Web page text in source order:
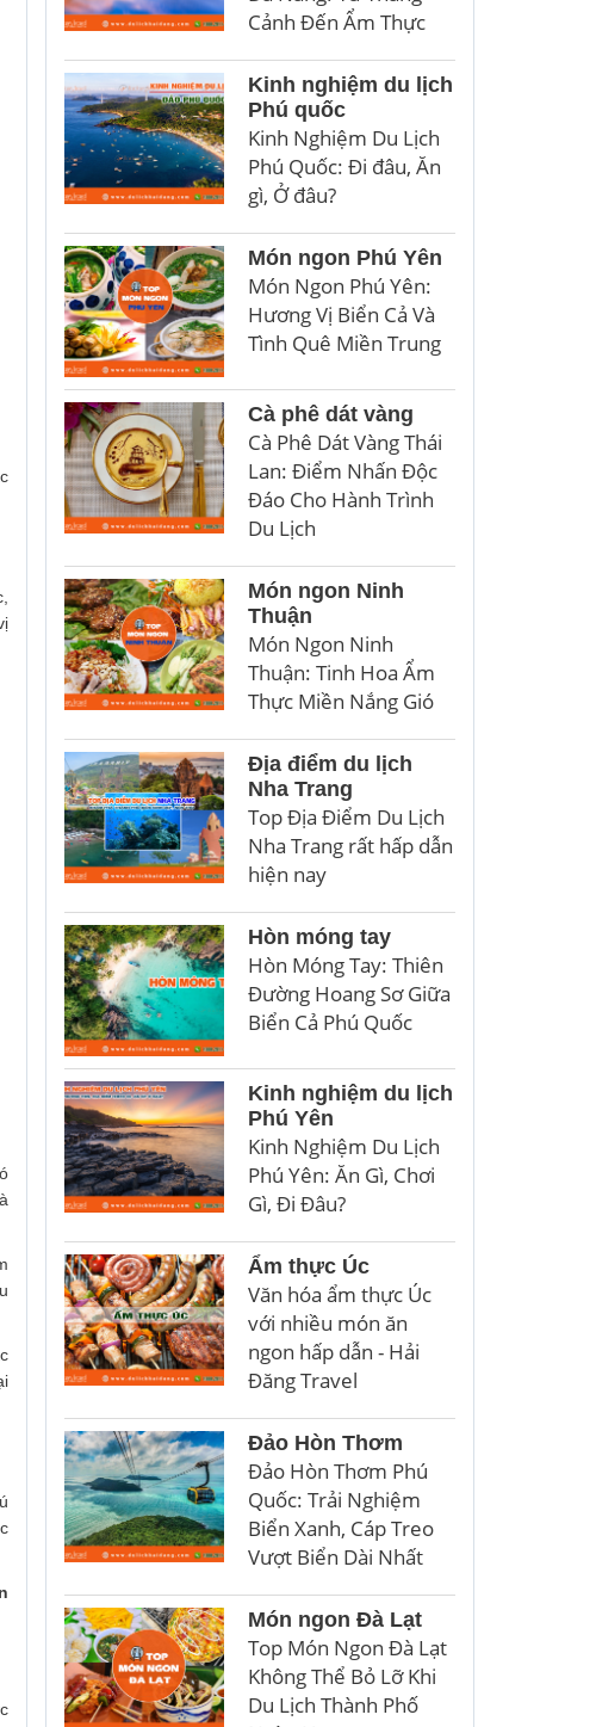
Cảnh Đến Ẩm Thực
Kinh nghiệm du lịch
Phú quốc
Kinh Nghiệm Du Lịch
Phú Quốc: Đi đâu, Ăn
gì, Ở đâu?
Món ngon Phú Yên
Món Ngon Phú Yên:
Hương Vị Biển Cả Và
Tình Quê Miền Trung
Cà phê dát vàng
Cà Phê Dát Vàng Thái
Lan: Điểm Nhấn Độc
Đáo Cho Hành Trình
Du Lịch
Món ngon Ninh
Thuận
Món Ngon Ninh
Thuận: Tinh Hoa Ẩm
Thực Miền Nắng Gió
Địa điểm du lịch
Nha Trang
Top Địa Điểm Du Lịch
Nha Trang rất hấp dẫn
hiện nay
Hòn móng tay
Hòn Móng Tay: Thiên
Đường Hoang Sơ Giữa
Biển Cả Phú Quốc
Kinh nghiệm du lịch
Phú Yên
Kinh Nghiệm Du Lịch
Phú Yên: Ăn Gì, Chơi
Gì, Đi Đâu?
Ẩm thực Úc
Văn hóa ẩm thực Úc
với nhiều món ăn
ngon hấp dẫn - Hải
Đăng Travel
Đảo Hòn Thơm
Đảo Hòn Thơm Phú
Quốc: Trải Nghiệm
Biển Xanh, Cáp Treo
Vượt Biển Dài Nhất
Món ngon Đà Lạt
Top Món Ngon Đà Lạt
Không Thể Bỏ Lỡ Khi
Du Lịch Thành Phố